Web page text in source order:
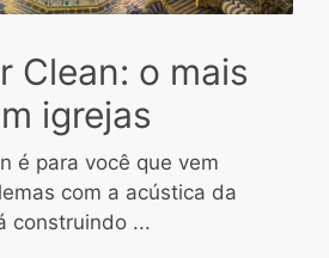
Clean: o mais
igrejas
é para você que vem
com a acústica da
construindo ...